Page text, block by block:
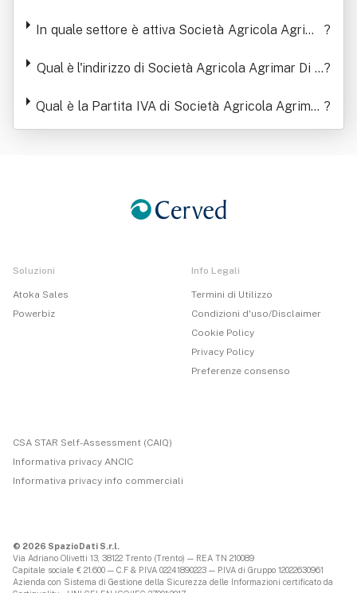
In quale settore è attiva Società Agricola Agrima ?
Qual è l'indirizzo di Società Agricola Agrimar Di B?
Qual è la Partita IVA di Società Agricola Agrimar
Di Biscione Antonia Domenica & C. Snc
?
Soluzioni
Atoka Sales
Powerbiz
Info Legali
Termini di Utilizzo
Condizioni d'uso/Disclaimer
Cookie Policy
Privacy Policy
Preferenze consenso
CSA STAR Self-Assessment (CAIQ)
Informativa privacy ANCIC
Informativa privacy info commerciali
© 2026 SpazioDati S.r.l.
Via Adriano Olivetti 13, 38122 Trento (Trento) — REA TN 210089
Capitale sociale € 21.600 — C.F & P.IVA 02241890223 — P.IVA di Gruppo 12022630961
Azienda con Sistema di Gestione della Sicurezza delle Informazioni certificato da